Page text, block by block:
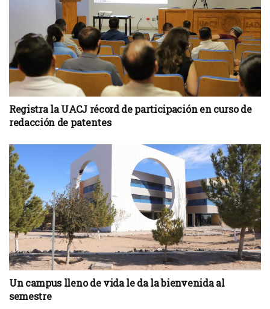
Registra la UACJ récord de participación en curso de
redacción de patentes
Un campus lleno de vida le da la bienvenida al
semestre